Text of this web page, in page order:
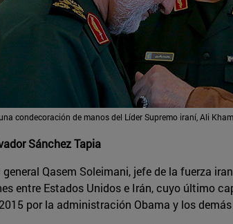
condecoración de manos del Líder Supremo iraní, Ali
Sánchez Tapia
Qasem Soleimani, jefe de la fuerza
entre Estados Unidos e Irán, cuyo último
por la administración Obama y los